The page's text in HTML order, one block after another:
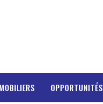
OPPORTUNITÉS